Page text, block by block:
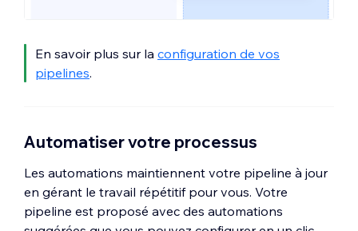
En savoir plus sur la configuration de vos
pipelines.
Automatiser votre processus
Les automations maintiennent votre pipeline à jour
en gérant le travail répétitif pour vous. Votre
pipeline est proposé avec des automations